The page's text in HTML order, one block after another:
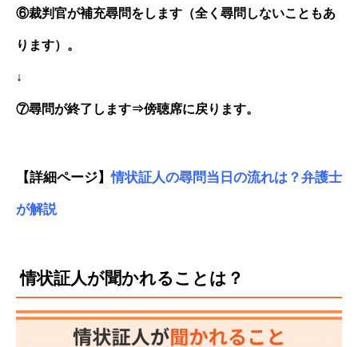
⑥裁判官が補充尋問をします （全く尋問しないこともあ
ります）。
↓
⑦尋問が終了します⇒傍聴席に戻ります。
【詳細ページ】情状証人の尋問当日の流れは？弁護士
が解説
情状証人が聞かれることは？